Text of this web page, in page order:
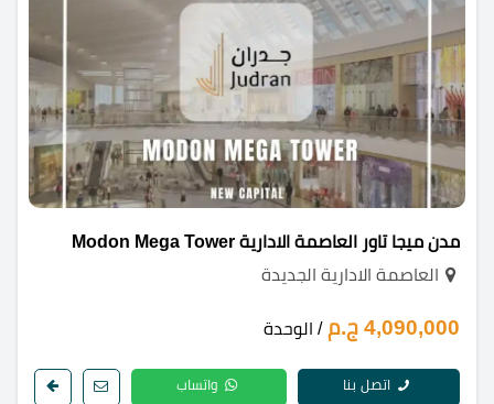
مدن ميجا تاور العاصمة الادارية Modon Mega Tower
العاصمة الادارية الجديدة
4,090,000 ج.م / الوحدة
اتصل بنا واتساب